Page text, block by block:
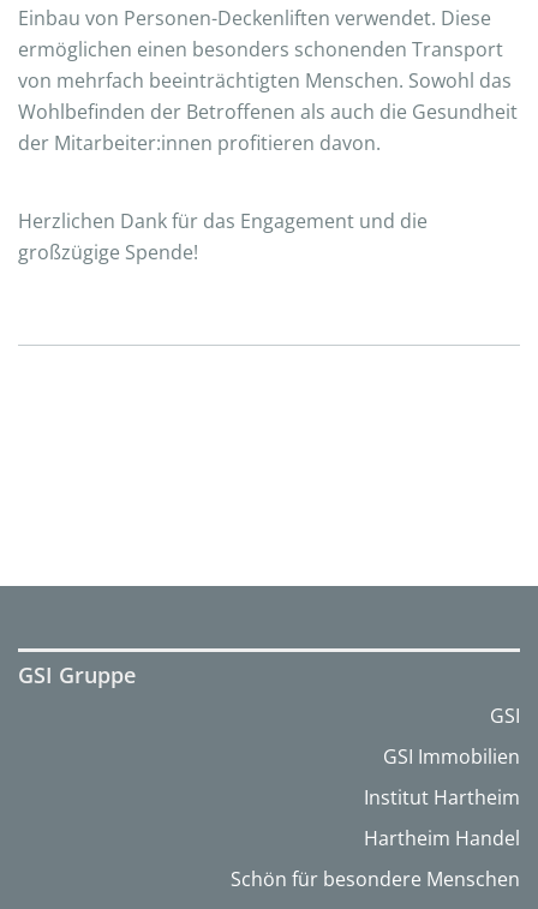
Einbau von Personen-Deckenliften verwendet. Diese
ermöglichen einen besonders schonenden Transport
von mehrfach beeinträchtigten Menschen. Sowohl das
Wohlbefinden der Betroffenen als auch die Gesundheit
der Mitarbeiter:innen profitieren davon.
Herzlichen Dank für das Engagement und die
großzügige Spende!
GSI Gruppe
GSI
GSI Immobilien
Institut Hartheim
Hartheim Handel
Schön für besondere Menschen